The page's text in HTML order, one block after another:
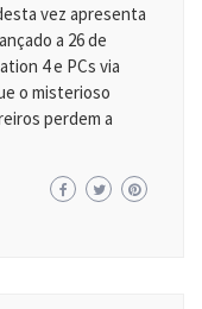
vez apresenta
a 26 de
4 e PCs via
o misterioso
perdem a